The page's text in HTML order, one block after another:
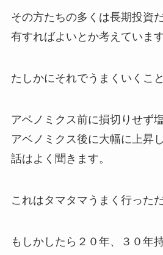
その方たちの多くは長期投資
有すればよいとか考えています
たしかにそれでうまくいくこ
アベノミクス前に損切りせず
アベノミクス後に大幅に上昇
話はよく聞きます。
これはタマタマうまく行った
もしかしたら２０年、３０年